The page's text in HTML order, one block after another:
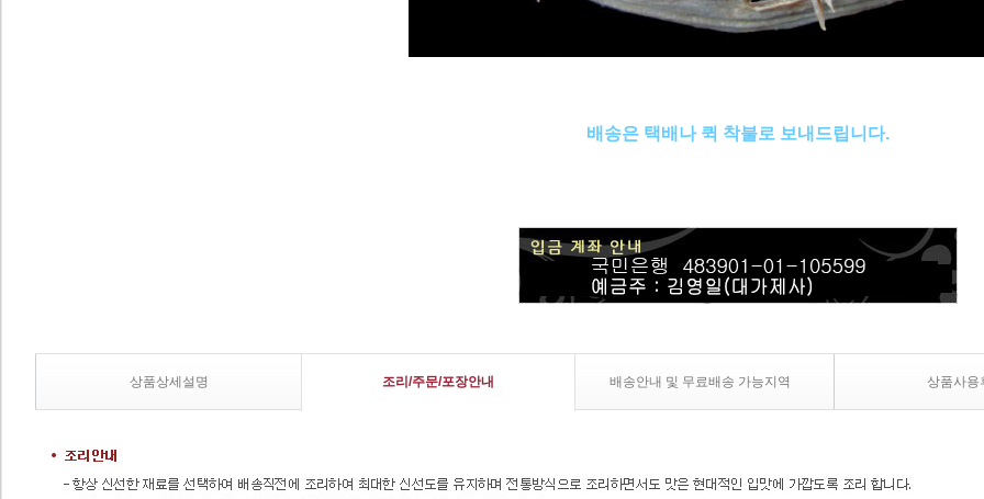
배송은 택배나 퀵 착불로 보내드립니다.
상품상세설명 조리/주문/포장안내 배송안내 및 무료배송 가능지역 상품사용